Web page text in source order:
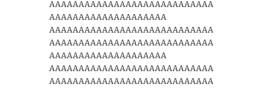
AAAAAAAAAAAAAAAAAAAAAAAAAAAA
AAAAAAAAAAAAAAAAAAAA
AAAAAAAAAAAAAAAAAAAAAAAAAAAA
AAAAAAAAAAAAAAAAAAAAAAAAAAAA
AAAAAAAAAAAAAAAAAAAA
AAAAAAAAAAAAAAAAAAAAAAAAAAAA
AAAAAAAAAAAAAAAAAAAAAAAAAAAA